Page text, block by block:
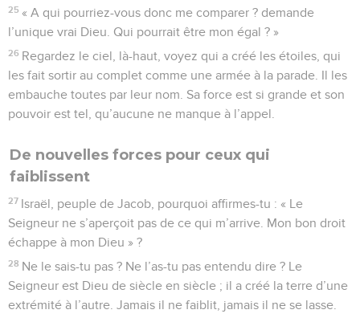
25 « A qui pourriez-vous donc me comparer ? demande
l’unique vrai Dieu. Qui pourrait être mon égal ? »
26 Regardez le ciel, là-haut, voyez qui a créé les étoiles, qui
les fait sortir au complet comme une armée à la parade. Il les
embauche toutes par leur nom. Sa force est si grande et son
pouvoir est tel, qu’aucune ne manque à l’appel.
De nouvelles forces pour ceux qui
faiblissent
27 Israël, peuple de Jacob, pourquoi affirmes-tu : « Le
Seigneur ne s’aperçoit pas de ce qui m’arrive. Mon bon droit
échappe à mon Dieu » ?
28 Ne le sais-tu pas ? Ne l’as-tu pas entendu dire ? Le
Seigneur est Dieu de siècle en siècle ; il a créé la terre d’une
extrémité à l’autre. Jamais il ne faiblit, jamais il ne se lasse.